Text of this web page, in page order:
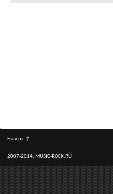
Наверх ↑
2007-2014, MUSIC-ROCK.RU